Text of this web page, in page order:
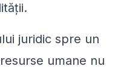
juridic spre un
umane nu